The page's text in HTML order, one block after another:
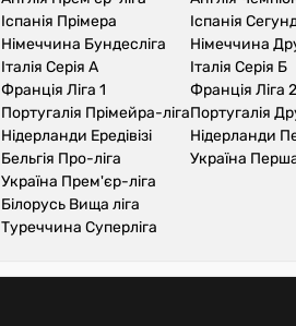
Іспанія Прімера
Німеччина Бундесліга
Італія Серія А
Франція Ліга 1
Португалія Прімейра-ліга
Нідерланди Ередівізі
Бельгія Про-ліга
Україна Прем'єр-ліга
Білорусь Вища ліга
Туреччина Суперліга
Іспанія
Німеччина
Італія Серія Б
Франція Ліга 2
Португалія
Нідерланди
Україна Перша